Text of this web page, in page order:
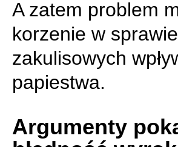
A zatem problem
korzenie w
zakulisowych
papiestwa.
Argumenty